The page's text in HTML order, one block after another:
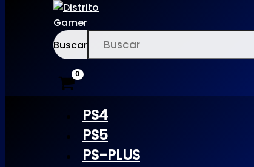
Buscar
PS4
PS5
PS-PLUS